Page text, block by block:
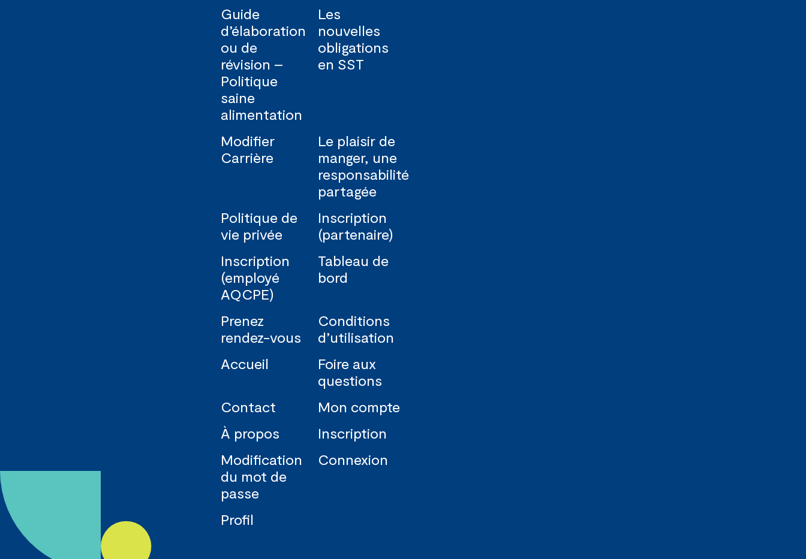
Guide
d’élaboration
ou de
révision –
Politique
saine
alimentation
Les
nouvelles
obligations
en SST
Modifier
Carrière
Le plaisir de
manger, une
responsabilité
partagée
Politique de
vie privée
Inscription
(partenaire)
Inscription
(employé
AQCPE)
Tableau de
bord
Prenez
rendez-vous
Conditions
d’utilisation
Accueil
Foire aux
questions
Contact
Mon compte
À propos
Inscription
Modification
du mot de
passe
Connexion
Profil